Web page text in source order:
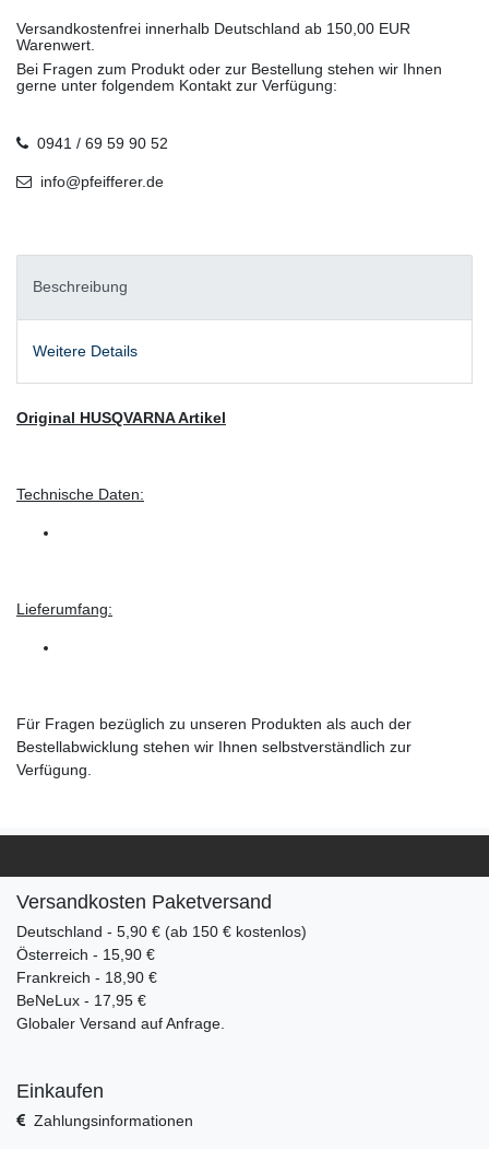
Versandkostenfrei innerhalb Deutschland ab 150,00 EUR
Warenwert.
Bei Fragen zum Produkt oder zur Bestellung stehen wir Ihnen
gerne unter folgendem Kontakt zur Verfügung:
0941 / 69 59 90 52
info@pfeifferer.de
Beschreibung
Weitere Details
Original HUSQVARNA Artikel
Technische Daten:
Lieferumfang:
Für Fragen bezüglich zu unseren Produkten als auch der
Bestellabwicklung stehen wir Ihnen selbstverständlich zur
Verfügung.
Versandkosten Paketversand
Deutschland - 5,90 € (ab 150 € kostenlos)
Österreich - 15,90 €
Frankreich - 18,90 €
BeNeLux - 17,95 €
Globaler Versand auf Anfrage.
Einkaufen
Zahlungsinformationen